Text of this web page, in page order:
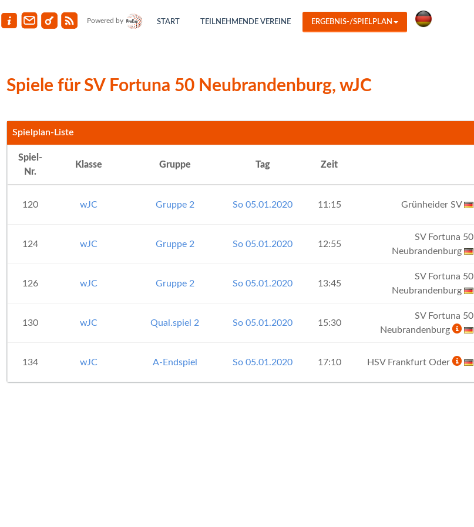
Powered by START TEILNEHMENDE VEREINE ERGEBNIS-/SPIELPLAN
Spiele für SV Fortuna 50 Neubrandenburg, wJC
Spielplan-Liste
Spiel-
Nr.
Klasse Gruppe Tag Zeit
120 wJC Gruppe 2 So 05.01.2020 11:15 Grünheider SV
124 wJC Gruppe 2 So 05.01.2020 12:55
SV Fortuna 50
Neubrandenburg
126 wJC Gruppe 2 So 05.01.2020 13:45
SV Fortuna 50
Neubrandenburg
130 wJC Qual.spiel 2 So 05.01.2020 15:30
SV Fortuna 50
Neubrandenburg
134 wJC A-Endspiel So 05.01.2020 17:10 HSV Frankfurt Oder